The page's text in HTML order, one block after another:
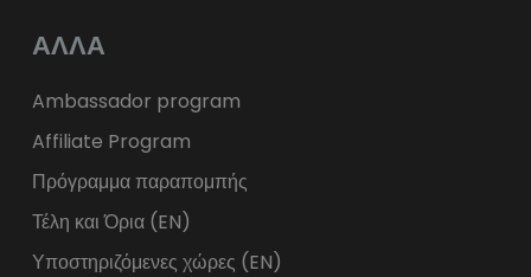
ΑΛΛΑ
Ambassador program
Affiliate Program
Πρόγραμμα παραπομπής
Τέλη και Όρια (EN)
Υποστηριζόμενες χώρες (EN)